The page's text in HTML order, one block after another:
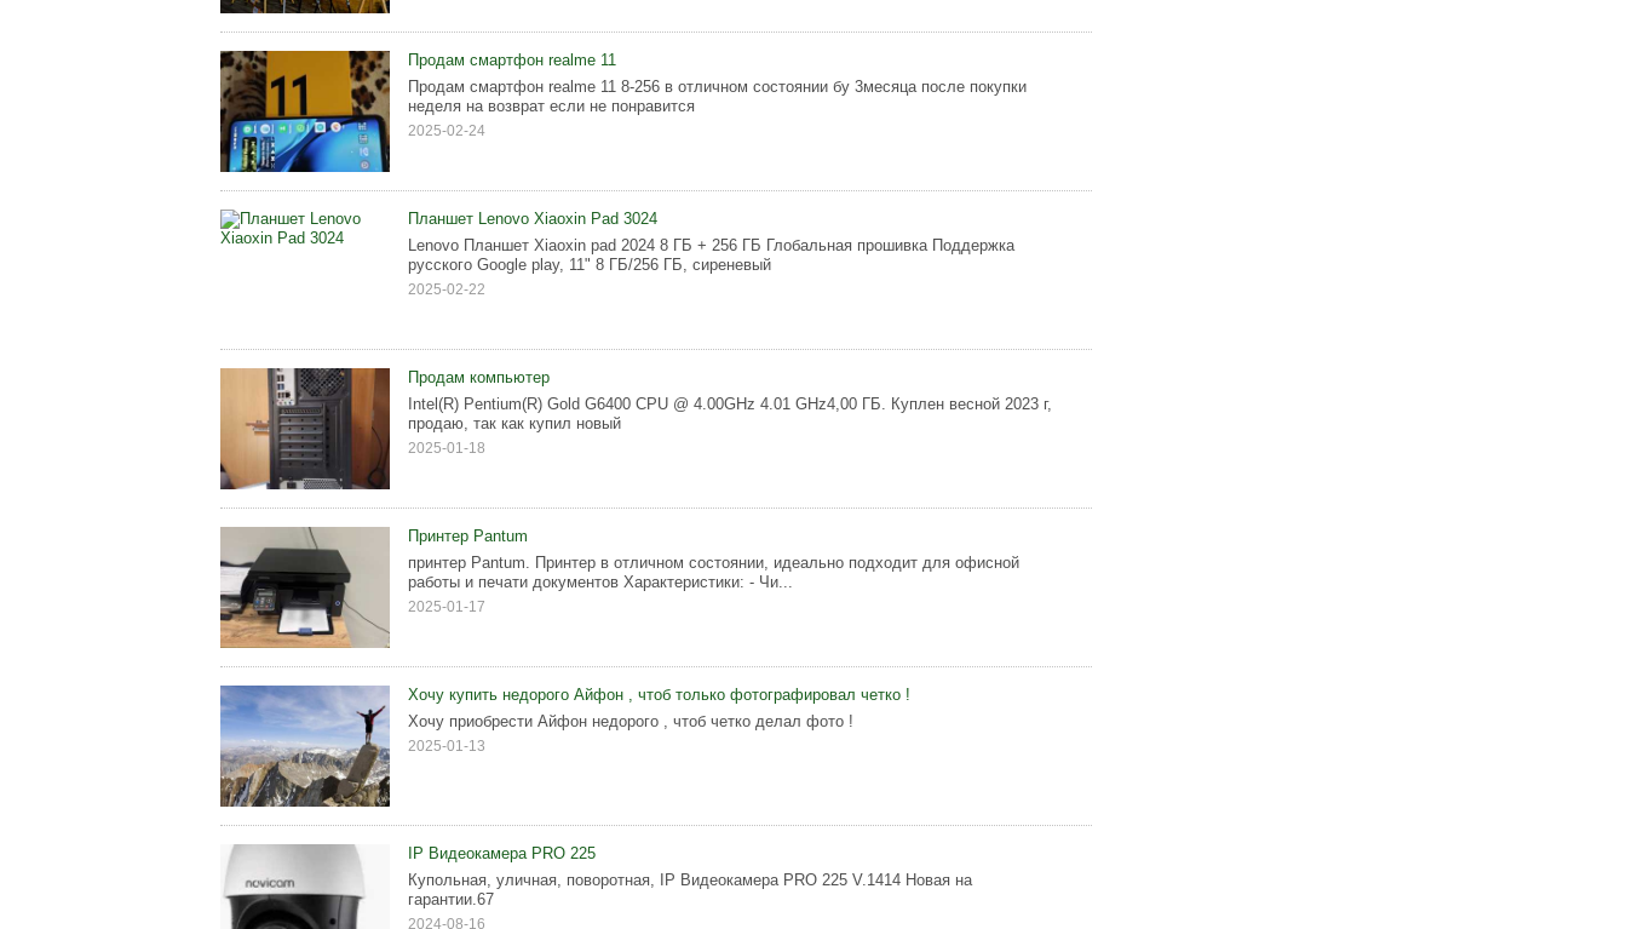
Продам смартфон realme 11
Продам смартфон realme 11 8-256 в отличном состоянии бу 3месяца после покупки
неделя на возврат если не понравится
2025-02-24
Планшет Lenovo Xiaoxin Pad 3024
Lenovo Планшет Xiaoxin pad 2024 8 ГБ + 256 ГБ Глобальная прошивка Поддержка
русского Google play, 11" 8 ГБ/256 ГБ, сиреневый
2025-02-22
Продам компьютер
Intel(R) Pentium(R) Gold G6400 CPU @ 4.00GHz 4.01 GHz4,00 ГБ. Куплен весной 2023 г,
продаю, так как купил новый
2025-01-18
Принтер Pantum
принтер Pantum. Принтер в отличном состоянии, идеально подходит для офисной
работы и печати документов Характеристики: - Чи...
2025-01-17
Хочу купить недорого Айфон , чтоб только фотографировал четко !
Хочу приобрести Айфон недорого , чтоб четко делал фото !
2025-01-13
IP Видеокамера PRO 225
Купольная, уличная, поворотная, IP Видеокамера PRO 225 V.1414 Новая на
гарантии.67
2024-08-16